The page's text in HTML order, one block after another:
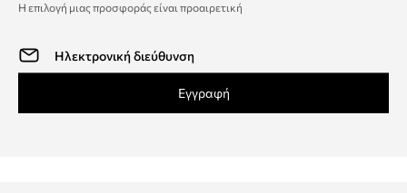
Η επιλογή μιας προσφοράς είναι προαιρετική
Εγγραφή